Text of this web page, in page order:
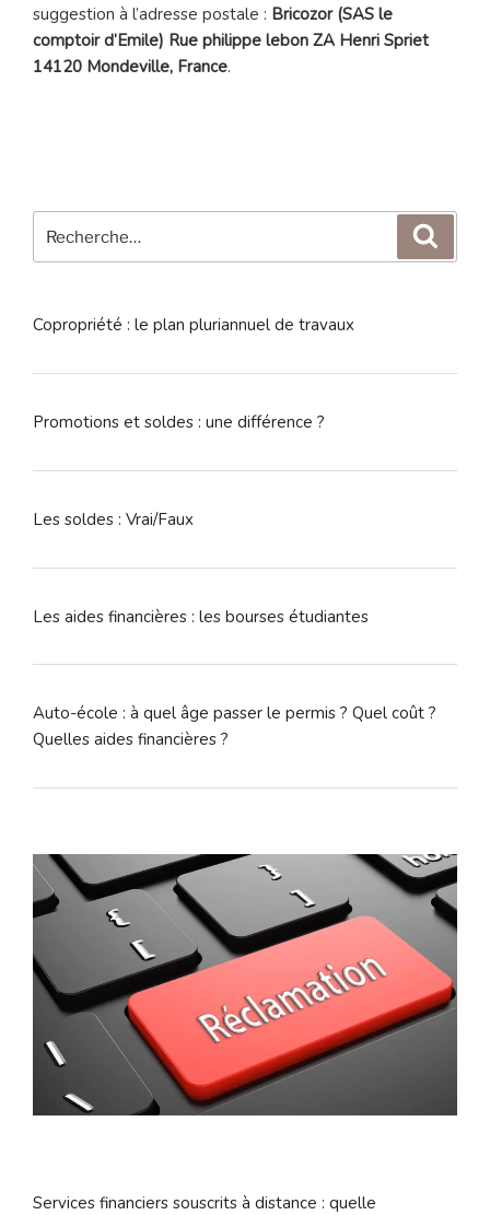
suggestion à l’adresse postale : Bricozor (SAS le
comptoir d’Emile) Rue philippe lebon ZA Henri Spriet
14120 Mondeville, France.
pour
Copropriété : le plan pluriannuel de travaux
Promotions et soldes : une différence ?
Les soldes : Vrai/Faux
Les aides financières : les bourses étudiantes
Auto-école : à quel âge passer le permis ? Quel coût ?
Quelles aides financières ?
Services financiers souscrits à distance : quelle